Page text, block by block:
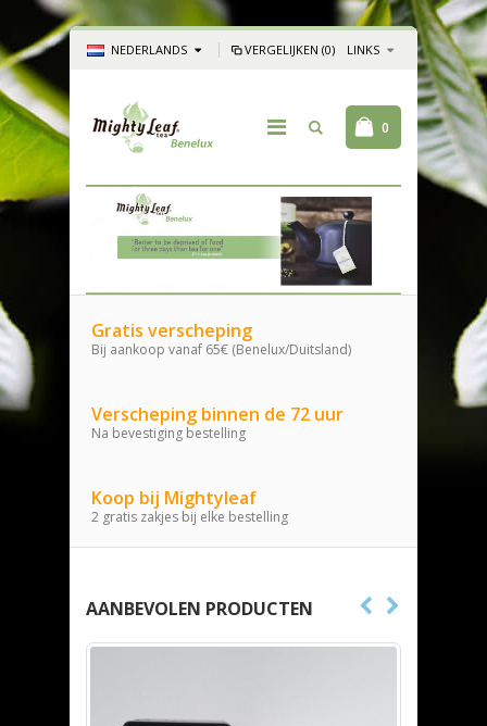
NEDERLANDS VERGELIJKEN (0) LINKS
0
Gratis verscheping
Bij aankoop vanaf 65€ (Benelux/Duitsland)
Verscheping binnen de 72 uur
Na bevestiging bestelling
Koop bij Mightyleaf
2 gratis zakjes bij elke bestelling
AANBEVOLEN PRODUCTEN